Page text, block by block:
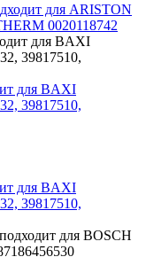
для ARISTON
0020118742
для BAXI
39817510,
для BAXI
39817510,